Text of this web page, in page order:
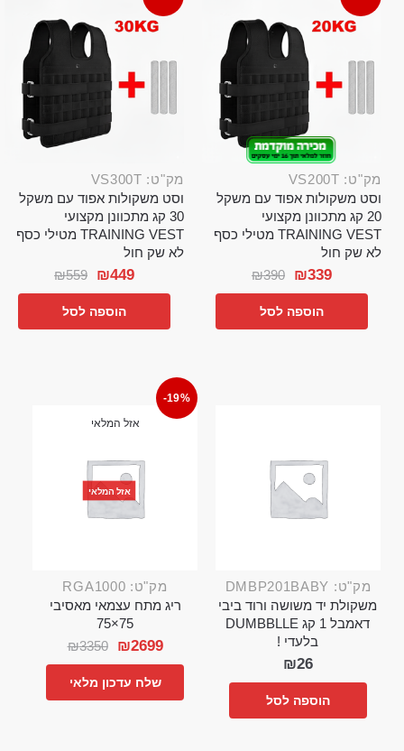
מק"ט: VS200T
וסט משקולות אפוד עם משקל
20 קג מתכוונן מקצועי
TRAINING VEST מטילי כסף
לא שק חול
₪390 ₪339
הוספה לסל
מק"ט: VS300T
וסט משקולות אפוד עם משקל
30 קג מתכוונן מקצועי
TRAINING VEST מטילי כסף
לא שק חול
₪559 ₪449
הוספה לסל
מק"ט: DMBP201BABY
משקולת יד משושה ורוד ביבי
דאמבל 1 קג DUMBBLLE
בלעדי !
₪26
הוספה לסל
-19%
אזל המלאי
אזל המלאי
מק"ט: RGA1000
ריג מתח עצמאי מאסיבי
75×75
₪3350 ₪2699
שלח עדכון מלאי